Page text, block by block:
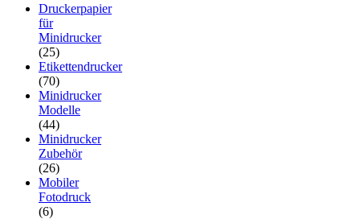
Druckerpapier
für
Minidrucker
(25)
Etikettendrucker
(70)
Minidrucker
Modelle
(44)
Minidrucker
Zubehör
(26)
Mobiler
Fotodruck
(6)